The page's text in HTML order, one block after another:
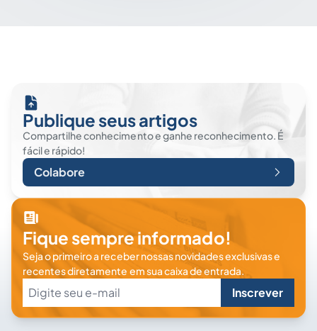
Publique seus artigos
Compartilhe conhecimento e ganhe reconhecimento. É
fácil e rápido!
Colabore
Fique sempre informado!
Seja o primeiro a receber nossas novidades exclusivas e
recentes diretamente em sua caixa de entrada.
Inscrever